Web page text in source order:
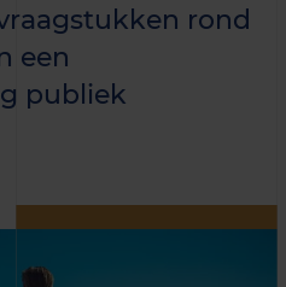
rond
een
publiek